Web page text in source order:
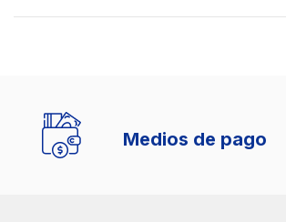
Medios de pago